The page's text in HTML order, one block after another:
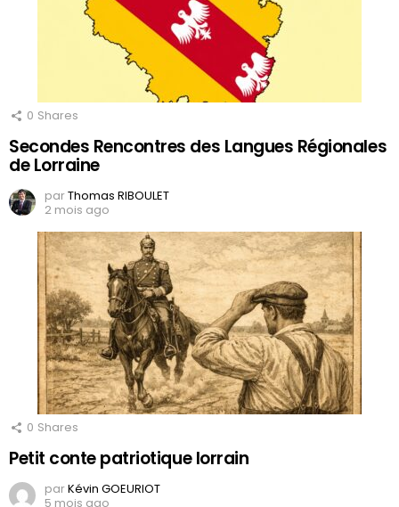
0 Shares
Secondes Rencontres des Langues Régionales
de Lorraine
parThomas RIBOULET
2 mois ago
0 Shares
Petit conte patriotique lorrain
parKévin GOEURIOT
5 mois ago